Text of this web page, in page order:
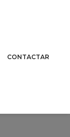
CONTACTAR